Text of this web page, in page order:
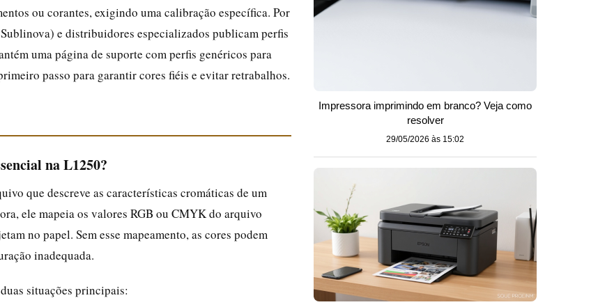
ou corantes, exigindo uma calibração específica. Por
e distribuidores especializados publicam perfis
uma página de suporte com perfis genéricos para
passo para garantir cores fiéis e evitar retrabalhos.
na L1250?
que descreve as características cromáticas de um
ele mapeia os valores RGB ou CMYK do arquivo
no papel. Sem esse mapeamento, as cores podem
inadequada.
situações principais:
Impressora imprimindo em branco? Veja como
resolver
29/05/2026 às 15:02